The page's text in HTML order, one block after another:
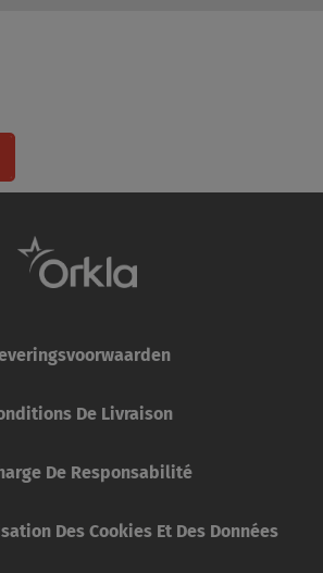
De Livraison
De Responsabilité
Des Cookies Et Des Données